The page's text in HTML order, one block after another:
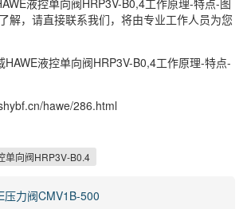
液控单向阀HRP3V-B0,4工作原理-特点-图
解，请直接联系我们，将由专业工作人员为您
液控单向阀HRP3V-B0,4工作原理-特点-
hawe/286.html
单向阀HRP3V-B0.4
压力阀CMV1B-500